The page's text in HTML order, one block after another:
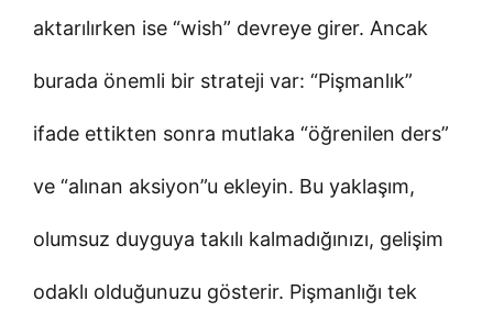
aktarılırken ise “wish” devreye girer. Ancak
burada önemli bir strateji var: “Pişmanlık”
ifade ettikten sonra mutlaka “öğrenilen ders”
ve “alınan aksiyon”u ekleyin. Bu yaklaşım,
olumsuz duyguya takılı kalmadığınızı, gelişim
odaklı olduğunuzu gösterir. Pişmanlığı tek